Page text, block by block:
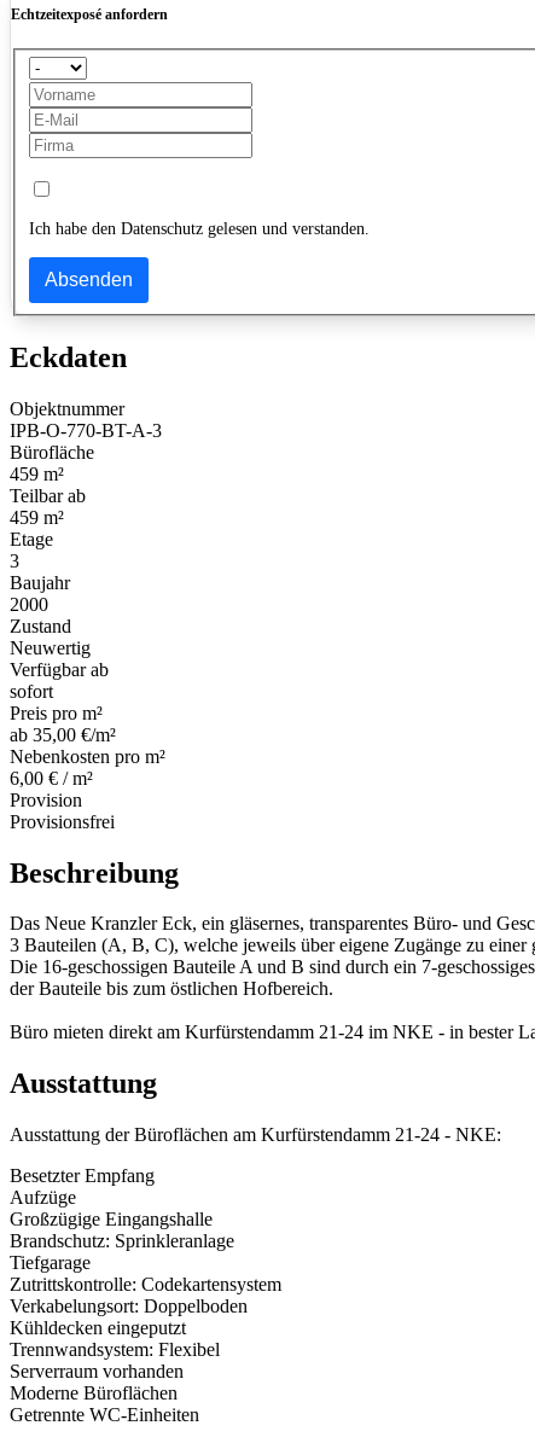
Echtzeitexposé anfordern
Ich habe den Datenschutz gelesen und verstanden.
Absenden
Eckdaten
Objektnummer
IPB-O-770-BT-A-3
Bürofläche
459 m²
Teilbar ab
459 m²
Etage
3
Baujahr
2000
Zustand
Neuwertig
Verfügbar ab
sofort
Preis pro m²
ab 35,00 €/m²
Nebenkosten pro m²
6,00 € / m²
Provision
Provisionsfrei
Beschreibung
Das Neue Kranzler Eck, ein gläsernes, transparentes Büro- und
3 Bauteilen (A, B, C), welche jeweils über eigene Zugänge zu einer
Die 16-geschossigen Bauteile A und B sind durch ein 7-
der Bauteile bis zum östlichen Hofbereich.
Büro mieten direkt am Kurfürstendamm 21-24 im NKE - in bester
Ausstattung
Ausstattung der Büroflächen am Kurfürstendamm 21-24 - NKE:
Besetzter Empfang
Aufzüge
Großzügige Eingangshalle
Brandschutz: Sprinkleranlage
Tiefgarage
Zutrittskontrolle: Codekartensystem
Verkabelungsort: Doppelboden
Kühldecken eingeputzt
Trennwandsystem: Flexibel
Serverraum vorhanden
Moderne Büroflächen
Getrennte WC-Einheiten